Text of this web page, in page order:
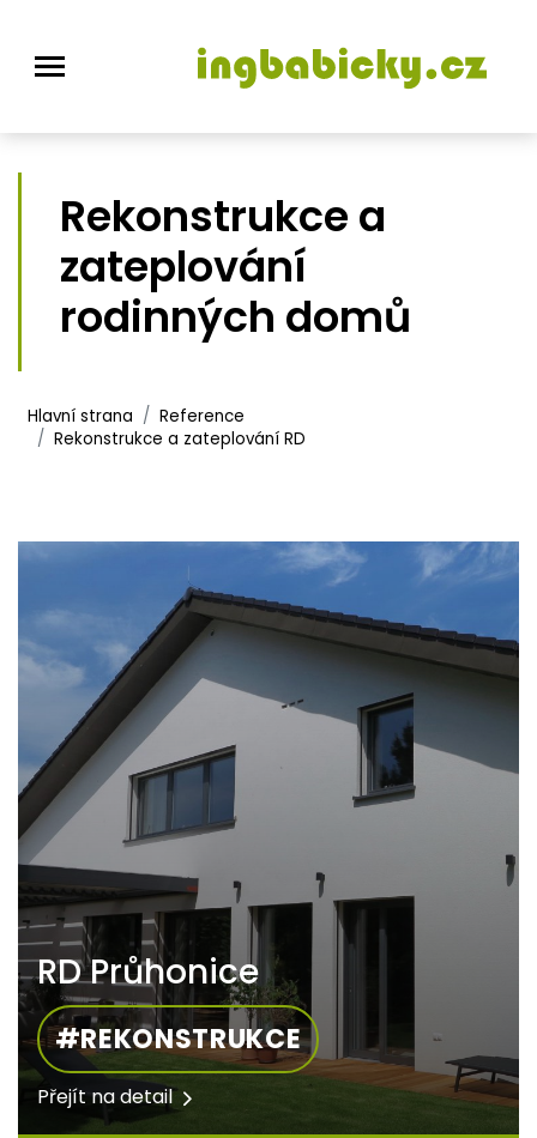
Rekonstrukce a
zateplování
rodinných domů
Hlavní strana
Reference
Rekonstrukce a zateplování RD
RD Průhonice
#REKONSTRUKCE
Přejít na detail